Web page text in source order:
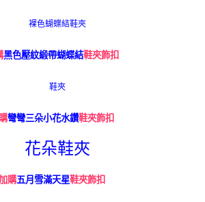
黑色壓紋緞帶蝴蝶結鞋夾飾扣
彎彎三朵小花水鑽鞋夾飾扣
購五月雪滿天星鞋夾飾扣